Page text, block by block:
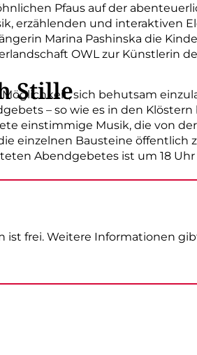
Pfaus auf der
erzählenden und interaktiven
Marina Pashinska die
OWL zur Künstlerin
Stillesich behutsam
– so wie es in den
einstimmige Musik, die von
einzelnen Bausteine öffentlich
Abendgebetes ist um 18
ist frei. Weitere Informationen